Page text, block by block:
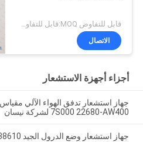
الاتصال
أجزاء أجهزة الاستشعار
7S000 22680-AW400 لشركة نيسان